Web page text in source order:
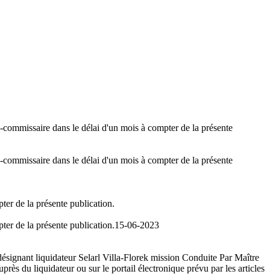
dans le délai d'un mois à compter de la présente
dans le délai d'un mois à compter de la présente
de la présente publication.
de la présente publication.15-06-2023
liquidateur Selarl Villa-Florek mission Conduite Par Maître
du liquidateur ou sur le portail électronique prévu par les articles